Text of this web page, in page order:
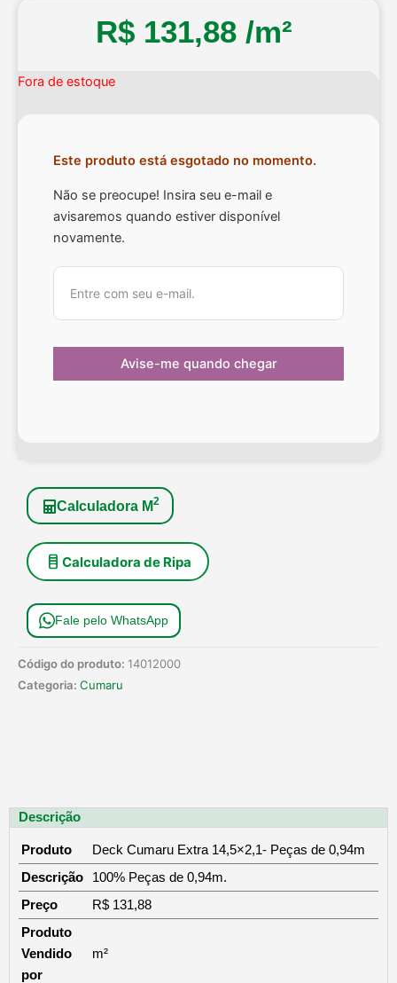
R$ 131,88 /m²
Fora de estoque
Este produto está esgotado no momento.
Não se preocupe! Insira seu e-mail e
avisaremos quando estiver disponível
novamente.
Calculadora M2
Calculadora de Ripa
Fale pelo WhatsApp
Código do produto: 14012000
Categoria: Cumaru
Descrição
Produto
Deck Cumaru Extra 14,5×2,1- Peças de 0,94m
Descrição
100% Peças de 0,94m.
Preço
R$ 131,88
Produto
Vendido
por
m²